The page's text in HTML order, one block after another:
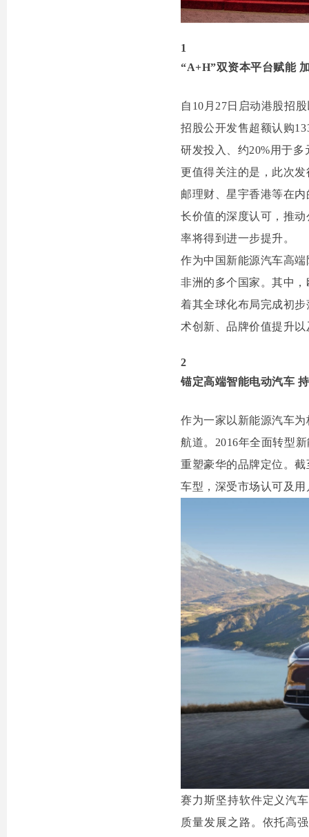
1
“A+H”双资本平台赋能
自10月27日启动港股招
招股公开发售超额认购
研发投入、约20%用于
更值得关注的是，此次
邮理财、星宇香港等在
长价值的深度认可，推
率将得到进一步提升。
作为中国新能源汽车高
非洲的多个国家。其中
着其全球化布局完成初
术创新、品牌价值提升
2
锚定高端智能电动汽车
作为一家以新能源汽车
航道。2016年全面转型
重塑豪华的品牌定位。
车型，深受市场认可及
赛力斯坚持软件定义汽
质量发展之路。依托高